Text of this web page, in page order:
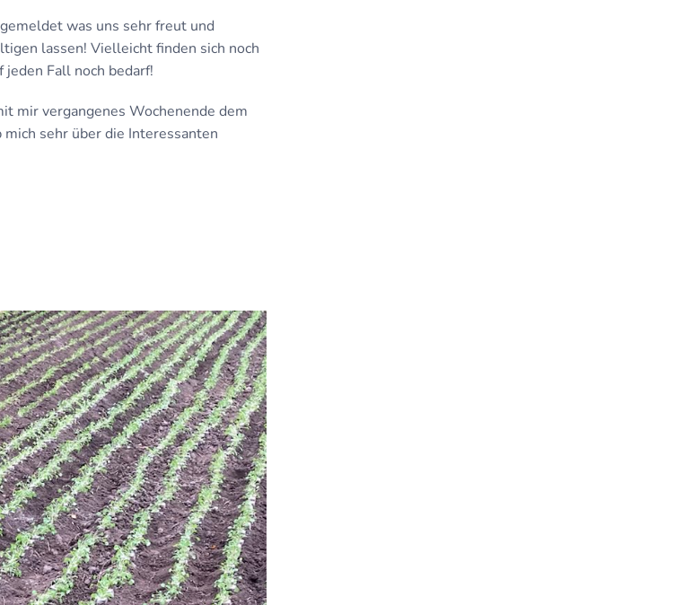
was uns sehr freut und
lassen! Vielleicht finden sich noch
Fall noch bedarf!
mir vergangenes Wochenende dem
die Interessanten